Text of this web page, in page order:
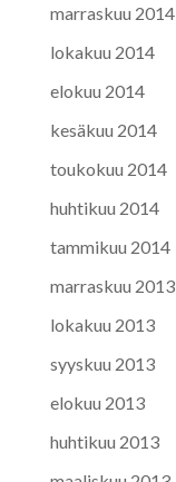
marraskuu 2014
lokakuu 2014
elokuu 2014
kesäkuu 2014
toukokuu 2014
huhtikuu 2014
tammikuu 2014
marraskuu 2013
lokakuu 2013
syyskuu 2013
elokuu 2013
huhtikuu 2013